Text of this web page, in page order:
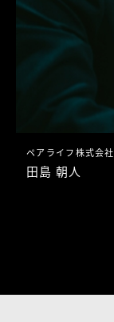
ペアライフ株式会社
田島 朝人